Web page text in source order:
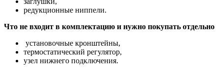
редукционные ниппели.
Что не входит в комплектацию и нужно покупать отдельно
установочные кронштейны,
термостатический регулятор,
узел нижнего подключения.